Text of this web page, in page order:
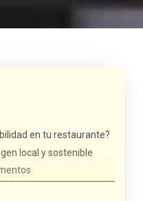
en tu restaurante?
local y sostenible